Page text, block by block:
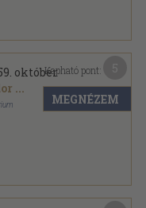
október
...
Kapható pont:
MEGNÉZEM